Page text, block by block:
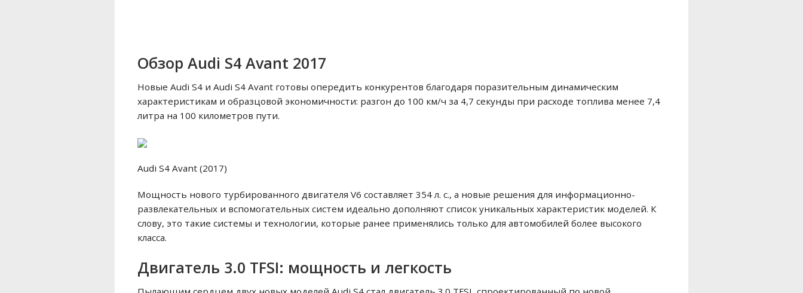
Обзор Audi S4 Avant 2017
Новые Audi S4 и Audi S4 Avant готовы опередить конкурентов благодаря поразительным динамическим
характеристикам и образцовой экономичности: разгон до 100 км/ч за 4,7 секунды при расходе топлива менее 7,4
литра на 100 километров пути.
Audi S4 Avant (2017)
Мощность нового турбированного двигателя V6 составляет 354 л. с., а новые решения для информационно-
развлекательных и вспомогательных систем идеально дополняют список уникальных характеристик моделей. К
слову, это такие системы и технологии, которые ранее применялись только для автомобилей более высокого
класса.
Двигатель 3.0 TFSI: мощность и легкость